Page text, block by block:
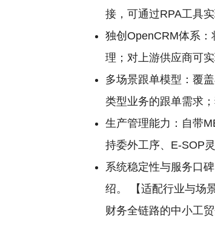
接，可通过RPA工具
独创OpenCRM体系
理；对上游供应商可
多场景跟单模型：覆
类型业务的跟单需求
生产管理能力：自带
持委外工序、E-SOP
系统稳定性与服务口
绍。 【适配行业与场
财务全链路的中小工